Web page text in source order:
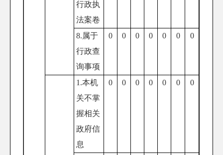
行政执
法案卷
8.属于
行政查
询事项
0 0 0 0 0 0 0
1.本机
关不掌
握相关
政府信
息
0 0 0 0 0 0 0